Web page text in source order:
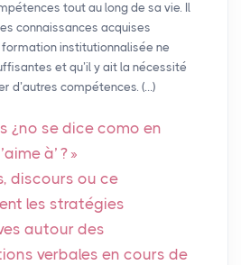
tout au long de sa vie. Il
connaissances acquises
institutionnalisée ne
et qu’il y ait la nécessité
d’autres compétences. (…)
¿no se dice como en
à’ ? »
discours ou ce
les stratégies
autour des
verbales en cours de